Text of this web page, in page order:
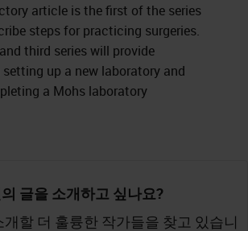
article is the first of the series
steps for practicing surgeries.
third series will provide
up a new laboratory and
a Mohs laboratory
글을 소개하고 싶나요?
할 더 훌륭한 작가들을 찾고 있습니